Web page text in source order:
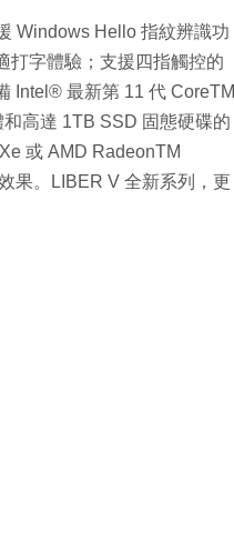
Windows Hello 指紋辨識功
打字體驗；支援四指觸控的
Intel® 最新第 11 代 CoreTM
高達 1TB SSD 固態硬碟的
或 AMD RadeonTM
果。LIBER V 全新系列，更